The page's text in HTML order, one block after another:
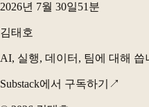
창의성보다 “무엇을 하지...
2026년 7월 30일51 분
김태호
AI, 실행, 데이터, 팀에 대해 씁
Substack에서 구독하기 ↗